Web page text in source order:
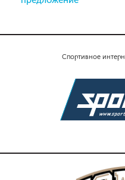
Спортивное